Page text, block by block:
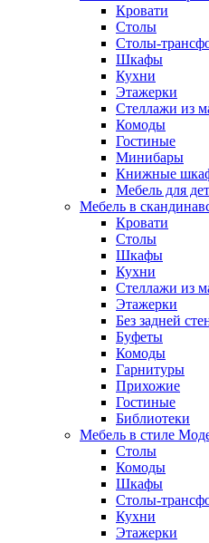
Кровати
Столы
Столы-
Шкафы
Кухни
Этажерки
Стеллажи из
Комоды
Гостиные
Минибары
Книжные
Мебель для
Мебель в
Кровати
Столы
Шкафы
Кухни
Стеллажи из
Этажерки
Без задней
Буфеты
Комоды
Гарнитуры
Прихожие
Гостиные
Библиотеки
Мебель в стиле
Столы
Комоды
Шкафы
Столы-
Кухни
Этажерки